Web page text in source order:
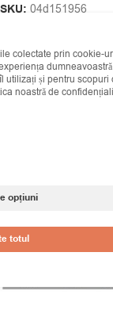
SKU: 04d151956
cu Print Floral,
Share:
colectate prin cookie-
utilizați și pentru scopuri
noastră de
opțiuni
totul